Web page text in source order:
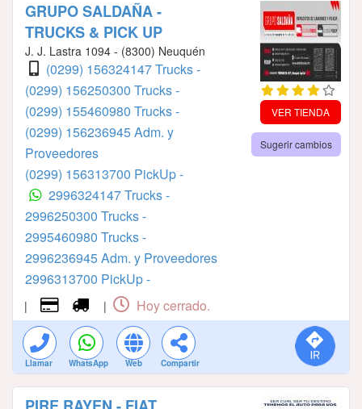
GRUPO SALDAÑA -
TRUCKS & PICK UP
J. J. Lastra 1094 - (8300) Neuquén
(0299) 156324147 Trucks -
(0299) 156250300 Trucks -
(0299) 155460980 Trucks -
(0299) 156236945 Adm. y
Proveedores
(0299) 156313700 PickUp -
2996324147 Trucks -
2996250300 Trucks -
2995460980 Trucks -
2996236945 Adm. y Proveedores
2996313700 PickUp -
VER TIENDA
Sugerir cambios
| | Hoy cerrado.
Llamar WhatsApp Web Compartir